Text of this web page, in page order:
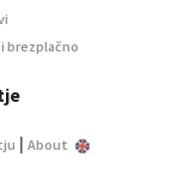
brezplačno
| About